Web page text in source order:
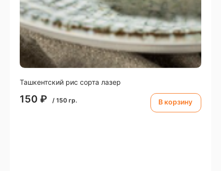
Ташкентский рис сорта лазер
150 ₽ / 150 гр. В корзину